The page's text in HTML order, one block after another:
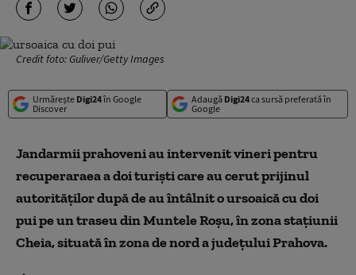
Credit foto: Guliver/Getty Images
Urmărește Digi24în Google
Discover
Adaugă Digi24ca sursă preferată în
Google
Jandarmii prahoveni au intervenit vineri pentru
recuperaraea a doi turişti care au cerut prijinul
autorităţilor după de au întâlnit o ursoaică cu doi
pui pe un traseu din Muntele Roşu, în zona staţiunii
Cheia, situată în zona de nord a judeţului Prahova.